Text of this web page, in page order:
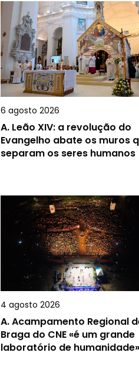
6 agosto 2026
A. Leão XIV: a revolução do
Evangelho abate os muros
separam os seres humanos
4 agosto 2026
A.Acampamento Regional
Braga do CNE «é um grande
laboratório de humanidade»